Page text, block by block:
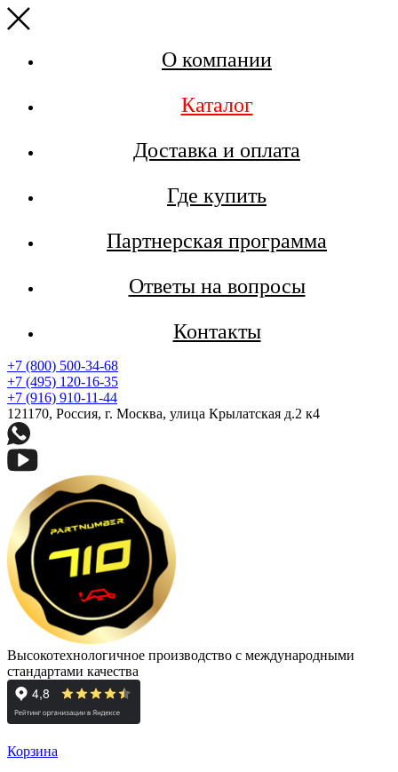
О компании
Каталог
Доставка и оплата
Где купить
Партнерская программа
Ответы на вопросы
Контакты
+7 (800) 500-34-68
+7 (495) 120-16-35
+7 (916) 910-11-44
121170, Россия, г. Москва, улица Крылатская д.2 к4
Высокотехнологичное производство с международными
стандартами качества
Корзина